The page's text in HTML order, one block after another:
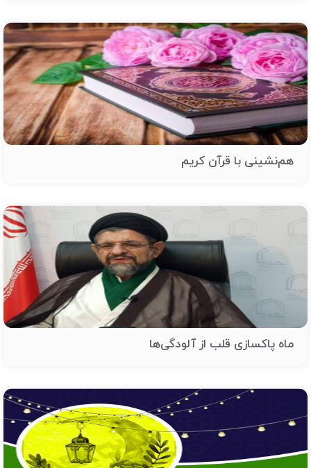
هم‌نشینی با قرآن کریم
ماه پاکسازی قلب از آلودگی‌ها